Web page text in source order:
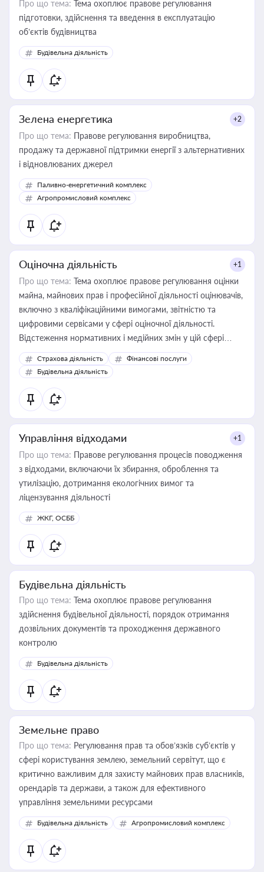
Про що тема: Тема охоплює правове регулювання
підготовки, здійснення та введення в експлуатацію
об’єктів будівництва
Будівельна діяльність
Зелена енергетика +2
Про що тема: Правове регулювання виробництва,
продажу та державної підтримки енергії з альтернативних
і відновлюваних джерел
Паливно-енергетичний комплекс
Агропромисловий комплекс
Оціночна діяльність +1
Про що тема: Тема охоплює правове регулювання оцінки
майна, майнових прав і професійної діяльності оцінювачів,
включно з кваліфікаційними вимогами, звітністю та
цифровими сервісами у сфері оціночної діяльності.
Відстеження нормативних і медійних змін у цій сфері
корисне для власника бізнесу, керівника, юриста або
бухгалтера під час оподаткування, приватизації, оренди
державного майна, корпоративних угод і перевірки
статусу суб'єктів оціночної діяльності
Страхова діяльність
Фінансові послуги
Будівельна діяльність
Управління відходами +1
Про що тема: Правове регулювання процесів поводження
з відходами, включаючи їх збирання, оброблення та
утилізацію, дотримання екологічних вимог та
ліцензування діяльності
ЖКГ, ОСББ
Будівельна діяльність
Про що тема: Тема охоплює правове регулювання
здійснення будівельної діяльності, порядок отримання
дозвільних документів та проходження державного
контролю
Будівельна діяльність
Земельне право
Про що тема: Регулювання прав та обов’язків суб’єктів у
сфері користування землею, земельний сервітут, що є
критично важливим для захисту майнових прав власників,
орендарів та держави, а також для ефективного
управління земельними ресурсами
Будівельна діяльність Агропромисловий комплекс